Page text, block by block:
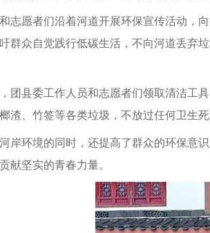
志愿者们沿着河道开展环保宣传活动，
群众自觉践行低碳生活，不向河道丢弃
团县委工作人员和志愿者们领取清洁工
渣、竹签等各类垃圾，不放过任何卫生
岸环境的同时，还提高了群众的环保意
献坚实的青春力量。